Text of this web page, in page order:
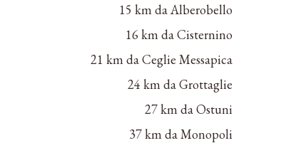
15 km da Alberobello
16 km da Cisternino
21 km da Ceglie Messapica
24 km da Grottaglie
27 km da Ostuni
37 km da Monopoli